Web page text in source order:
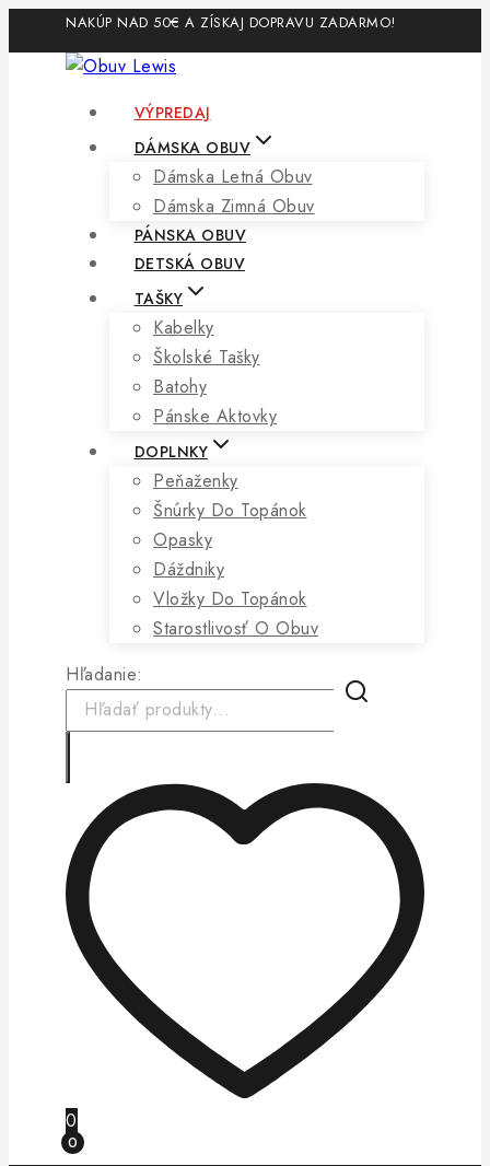
to
content
NAKÚP NAD 50€ A ZÍSKAJ DOPRAVU ZADARMO!
VÝPREDAJ
DÁMSKA OBUV
Dámska Letná Obuv
Dámska Zimná Obuv
PÁNSKA OBUV
DETSKÁ OBUV
TAŠKY
Kabelky
Školské Tašky
Batohy
Pánske Aktovky
DOPLNKY
Peňaženky
Šnúrky Do Topánok
Opasky
Dáždniky
Vložky Do Topánok
Starostlivosť O Obuv
Hľadanie:
0
0